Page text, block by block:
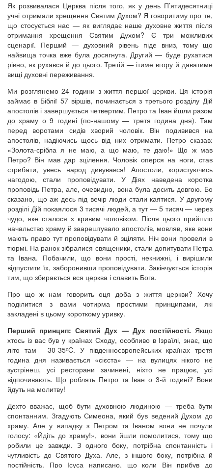
Як розвивалася Церква після того, як у день П’ятидесятниці
учні отримали хрещення Святим Духом? Я говоритиму про те,
що стосується нас — як виглядає наше духовне життя після
отримання хрещення Святим Духом? Є три можливих
сценарії. Перший — духовний рівень піде вниз, тому що
найвища точка вже була досягнута. Другий — буде рухатися
рівно, як рухався й до цього. Третій — ітиме вгору й даватиме
вищі духовні переживання.
Ми розглянемо 24 години з життя першої церкви. Ця історія
займає в Біблії 57 віршів, починається з третього розділу Дій
апостолів і завершується четвертим. Петро та Іван йшли разом
до храму о 9 годині (по-нашому — третя година дня). Там
перед воротами сидів хворий чоловік. Він подивився на
апостолів, надіючись щось від них отримати. Петро сказав:
«Золота-срібла я не маю, а що маю, те даю!» Що ж мав
Петро? Він мав дар зцілення. Чоловік оперся на ноги, став
стрибати, увесь народ дивувався! Апостоли, користуючись
нагодою, стали проповідувати. У Діях наведена коротка
проповідь Петра, але, очевидно, вона була досить довгою. Бо
сказано, що аж десь під вечір люди стали каятися. У другому
розділі Дій покаялося 3 тисячі людей, а тут — 5 тисяч — через
чудо, яке сталося з кривим чоловіком. Після цього прийшло
начальство храму й заарештувало апостолів, мовляв, яке вони
мають право тут проповідувати й зціляти. Ніч вони провели в
тюрмі. На ранок зібралися священики, стали допитувати Петра
та Івана. Побачили, що вони прості, некнижні, і вирішили
відпустити їх, заборонивши проповідувати. Закінчується історія
тим, що збирається вся церква і славить Бога.
Про що ж нам говорить оця доба з життя церкви? Хочу
поділитися з вами чотирма простими принципами, які
закладені в цьому короткому уривку.
Перший принцип: Святий Дух — Дух постійності. Якщо
хтось із вас був у країнах Сходу, особливо в Ізраїлі, знає, що
літо там —30-35ᵒC. У південноєвропейських країнах третя
година дня називається «сієста» — на вулицях нікого не
зустрінеш, усі ресторани зачинені, ніхто не працює, усі
відпочивають. Що роблять Петро та Іван о 3-й годині? Вони
йдуть на молитву!
Дехто вважає, щоб бути духовною людиною — треба бути
спонтанним. Згадують Симеона, який був ведений Духом до
храму. Але у випадку з Петром та Іваном вони не почули
голосу: «Йдіть до храму!», вони йшли помолитися, тому що
робили це завжди. З одного боку, потрібна спонтанність і
чутливість до Святого Духа. Але, з іншого боку, потрібна й
постійність. Про Ісуса написано, що коли Він прибув до